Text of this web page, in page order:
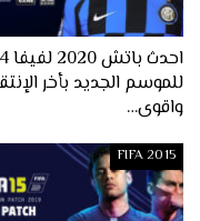
احدث
للموسم الجديد بأخر
واقوى…
FIFA 2015